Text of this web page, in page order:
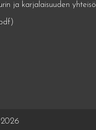
ja karjalaisuuden yhteisö